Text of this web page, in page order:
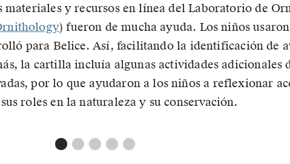
materiales y recursos en línea del Laboratorio de
) fueron de mucha ayuda. Los niños
para Belice. Así, facilitando la identificación de
la cartilla incluía algunas actividades adicionales
por lo que ayudaron a los niños a reflexionar
roles en la naturaleza y su conservación.